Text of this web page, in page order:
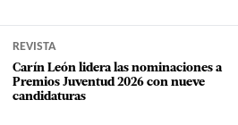
REVISTA
Carín León lidera las nominaciones a
Premios Juventud 2026 con nueve
candidaturas